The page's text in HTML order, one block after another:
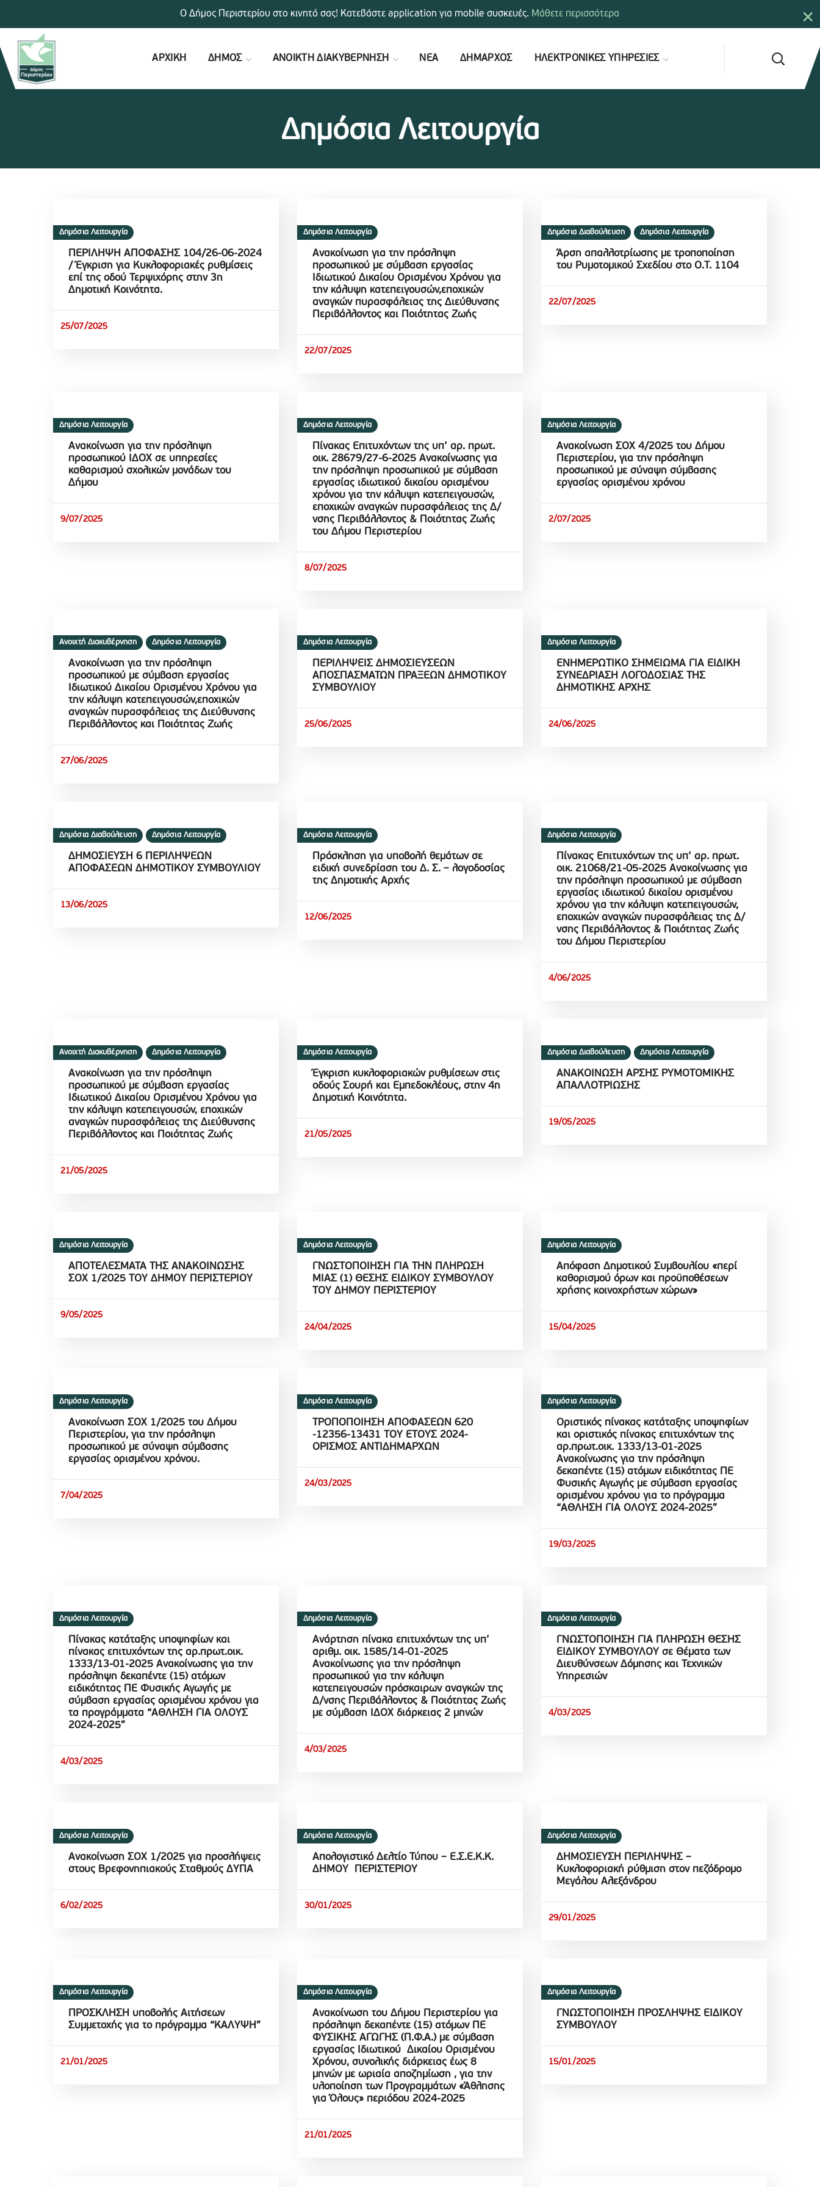
ΑΡΧΙΚΗ ΔΗΜΟΣ ΑΝΟΙΚΤΗ ΔΙΑΚΥΒΕΡΝΗΣΗ ΝΕΑ ΔΗΜΑΡΧΟΣ ΗΛΕΚΤΡΟΝΙΚΕΣ ΥΠΗΡΕΣΙΕΣ
Δημόσια Λειτουργία
Δημόσια Λειτουργία
ΠΕΡΙΛΗΨΗ ΑΠΟΦΑΣΗΣ 104/26-06-2024
/ Έγκριση για Κυκλοφοριακές ρυθμίσεις
επί της οδού Τερψιχόρης στην 3η
Δημοτική Κοινότητα.
25/07/2025
Δημόσια Λειτουργία
Ανακοίνωση για την πρόσληψη
προσωπικού με σύμβαση εργασίας
Ιδιωτικού Δικαίου Ορισμένου Χρόνου για
την κάλυψη κατεπειγουσών,εποχικών
αναγκών πυρασφάλειας της Διεύθυνσης
Περιβάλλοντος και Ποιότητας Ζωής
22/07/2025
Δημόσια Διαβούλευση Δημόσια Λειτουργία
Άρση απαλλοτρίωσης με τροποποίηση
του Ρυμοτομικού Σχεδίου στο Ο.Τ. 1104
22/07/2025
Δημόσια Λειτουργία
Ανακοίνωση για την πρόσληψη
προσωπικού ΙΔΟΧ σε υπηρεσίες
καθαρισμού σχολικών μονάδων του
Δήμου
9/07/2025
Δημόσια Λειτουργία
Πίνακας Επιτυχόντων της υπ’ αρ. πρωτ.
οικ. 28679/27-6-2025 Ανακοίνωσης για
την πρόσληψη προσωπικού με σύμβαση
εργασίας ιδιωτικού δικαίου ορισμένου
χρόνου για την κάλυψη κατεπειγουσών,
εποχικών αναγκών πυρασφάλειας της Δ/
νσης Περιβάλλοντος & Ποιότητας Ζωής
του Δήμου Περιστερίου
8/07/2025
Δημόσια Λειτουργία
Ανακοίνωση ΣΟΧ 4/2025 του Δήμου
Περιστερίου, για την πρόσληψη
προσωπικού με σύναψη σύμβασης
εργασίας ορισμένου χρόνου
2/07/2025
Ανοιχτή Διακυβέρνηση Δημόσια Λειτουργία
Ανακοίνωση για την πρόσληψη
προσωπικού με σύμβαση εργασίας
Ιδιωτικού Δικαίου Ορισμένου Χρόνου για
την κάλυψη κατεπειγουσών,εποχικών
αναγκών πυρασφάλειας της Διεύθυνσης
Περιβάλλοντος και Ποιότητας Ζωής
27/06/2025
Δημόσια Λειτουργία
ΠΕΡΙΛΗΨΕΙΣ ΔΗΜΟΣΙΕΥΣΕΩΝ
ΑΠΟΣΠΑΣΜΑΤΩΝ ΠΡΑΞΕΩΝ ΔΗΜΟΤΙΚΟΥ
ΣΥΜΒΟΥΛΙΟΥ
25/06/2025
Δημόσια Λειτουργία
ΕΝΗΜΕΡΩΤΙΚΟ ΣΗΜΕΙΩΜΑ ΓΙΑ ΕΙΔΙΚΗ
ΣΥΝΕΔΡΙΑΣΗ ΛΟΓΟΔΟΣΙΑΣ ΤΗΣ
ΔΗΜΟΤΙΚΗΣ ΑΡΧΗΣ
24/06/2025
Δημόσια Διαβούλευση Δημόσια Λειτουργία
ΔΗΜΟΣΙΕΥΣΗ 6 ΠΕΡΙΛΗΨΕΩΝ
ΑΠΟΦΑΣΕΩΝ ΔΗΜΟΤΙΚΟΥ ΣΥΜΒΟΥΛΙΟΥ
13/06/2025
Δημόσια Λειτουργία
Πρόσκληση για υποβολή θεμάτων σε
ειδική συνεδρίαση του Δ. Σ. – λογοδοσίας
της Δημοτικής Αρχής
12/06/2025
Δημόσια Λειτουργία
Πίνακας Επιτυχόντων της υπ’ αρ. πρωτ.
οικ. 21068/21-05-2025 Ανακοίνωσης για
την πρόσληψη προσωπικού με σύμβαση
εργασίας ιδιωτικού δικαίου ορισμένου
χρόνου για την κάλυψη κατεπειγουσών,
εποχικών αναγκών πυρασφάλειας της Δ/
νσης Περιβάλλοντος & Ποιότητας Ζωής
του Δήμου Περιστερίου
4/06/2025
Ανοιχτή Διακυβέρνηση Δημόσια Λειτουργία
Ανακοίνωση για την πρόσληψη
προσωπικού με σύμβαση εργασίας
Ιδιωτικού Δικαίου Ορισμένου Χρόνου για
την κάλυψη κατεπειγουσών, εποχικών
αναγκών πυρασφάλειας της Διεύθυνσης
Περιβάλλοντος και Ποιότητας Ζωής
21/05/2025
Δημόσια Λειτουργία
Έγκριση κυκλοφοριακών ρυθμίσεων στις
οδούς Σουρή και Εμπεδοκλέους, στην 4η
Δημοτική Κοινότητα.
21/05/2025
Δημόσια Διαβούλευση Δημόσια Λειτουργία
ΑΝΑΚΟΙΝΩΣΗ ΑΡΣΗΣ ΡΥΜΟΤΟΜΙΚΗΣ
ΑΠΑΛΛΟΤΡΙΩΣΗΣ
19/05/2025
Δημόσια Λειτουργία
ΑΠΟΤΕΛΕΣΜΑΤΑ ΤΗΣ ΑΝΑΚΟΙΝΩΣΗΣ
ΣΟΧ 1/2025 ΤΟΥ ΔΗΜΟΥ ΠΕΡΙΣΤΕΡΙΟΥ
9/05/2025
Δημόσια Λειτουργία
ΓΝΩΣΤΟΠΟΙΗΣΗ ΓΙΑ ΤΗΝ ΠΛΗΡΩΣΗ
ΜΙΑΣ (1) ΘΕΣΗΣ ΕΙΔΙΚΟΥ ΣΥΜΒΟΥΛΟΥ
ΤΟΥ ΔΗΜΟΥ ΠΕΡΙΣΤΕΡΙΟΥ
24/04/2025
Δημόσια Λειτουργία
Aπόφαση Δημοτικού Συμβουλίου «περί
καθορισμού όρων και προϋποθέσεων
χρήσης κοινοχρήστων χώρων»
15/04/2025
Δημόσια Λειτουργία
Ανακοίνωση ΣΟΧ 1/2025 του Δήμου
Περιστερίου, για την πρόσληψη
προσωπικού με σύναψη σύμβασης
εργασίας ορισμένου χρόνου.
7/04/2025
Δημόσια Λειτουργία
ΤΡΟΠΟΠΟΙΗΣΗ ΑΠΟΦΑΣΕΩΝ 620
-12356-13431 ΤΟΥ ΕΤΟΥΣ 2024-
ΟΡΙΣΜΟΣ ΑΝΤΙΔΗΜΑΡΧΩΝ
24/03/2025
Δημόσια Λειτουργία
Οριστικός πίνακας κατάταξης υποψηφίων
και οριστικός πίνακας επιτυχόντων της
αρ.πρωτ.οικ. 1333/13-01-2025
Ανακοίνωσης για την πρόσληψη
δεκαπέντε (15) ατόμων ειδικότητας ΠΕ
Φυσικής Αγωγής με σύμβαση εργασίας
ορισμένου χρόνου για το πρόγραμμα
“ΑΘΛΗΣΗ ΓΙΑ ΟΛΟΥΣ 2024-2025”
19/03/2025
Δημόσια Λειτουργία
Πίνακας κατάταξης υποψηφίων και
πίνακας επιτυχόντων της αρ.πρωτ.οικ.
1333/13-01-2025 Ανακοίνωσης για την
πρόσληψη δεκαπέντε (15) ατόμων
ειδικότητας ΠΕ Φυσικής Αγωγής με
σύμβαση εργασίας ορισμένου χρόνου για
τα προγράμματα “ΑΘΛΗΣΗ ΓΙΑ ΟΛΟΥΣ
2024-2025”
4/03/2025
Δημόσια Λειτουργία
Ανάρτηση πίνακα επιτυχόντων της υπ’
αριθμ. οικ. 1585/14-01-2025
Ανακοίνωσης για την πρόσληψη
προσωπικού για την κάλυψη
κατεπειγουσών πρόσκαιρων αναγκών της
Δ/νσης Περιβάλλοντος & Ποιότητας Ζωής
με σύμβαση ΙΔΟΧ διάρκειας 2 μηνών
4/03/2025
Δημόσια Λειτουργία
ΓΝΩΣΤΟΠΟΙΗΣΗ ΓΙΑ ΠΛΗΡΩΣΗ ΘΕΣΗΣ
ΕΙΔΙΚΟΥ ΣΥΜΒΟΥΛΟΥ σε Θέματα των
Διευθύνσεων Δόμησης και Τεχνικών
Υπηρεσιών
4/03/2025
Δημόσια Λειτουργία
Ανακοίνωση ΣΟΧ 1/2025 για προσλήψεις
στους Βρεφονηπιακούς Σταθμούς ΔΥΠΑ
6/02/2025
Δημόσια Λειτουργία
Απολογιστικό Δελτίο Τύπου – Ε.Σ.Ε.Κ.Κ.
ΔΗΜΟΥ ΠΕΡΙΣΤΕΡΙΟΥ
30/01/2025
Δημόσια Λειτουργία
ΔΗΜΟΣΙΕΥΣΗ ΠΕΡΙΛΗΨΗΣ –
Κυκλοφοριακή ρύθμιση στον πεζόδρομο
Μεγάλου Αλεξάνδρου
29/01/2025
Δημόσια Λειτουργία
ΠΡΟΣΚΛΗΣΗ υποβολής Αιτήσεων
Συμμετοχής για το πρόγραμμα “ΚΑΛΥΨΗ”
21/01/2025
Δημόσια Λειτουργία
Ανακοίνωση του Δήμου Περιστερίου για
πρόσληψη δεκαπέντε (15) ατόμων ΠΕ
ΦΥΣΙΚΗΣ ΑΓΩΓΗΣ (Π.Φ.Α.) με σύμβαση
εργασίας Ιδιωτικού Δικαίου Ορισμένου
Χρόνου, συνολικής διάρκειας έως 8
μηνών με ωριαία αποζημίωση , για την
υλοποίηση των Προγραμμάτων «Άθλησης
για Όλους» περιόδου 2024-2025
21/01/2025
Δημόσια Λειτουργία
ΓΝΩΣΤΟΠΟΙΗΣΗ ΠΡΟΣΛΗΨΗΣ ΕΙΔΙΚΟΥ
ΣΥΜΒΟΥΛΟΥ
15/01/2025
×
Ο Δήμος Περιστερίου στο κινητό σας! Κατεβάστε application για mobile συσκευές. Μάθετε περισσότερα